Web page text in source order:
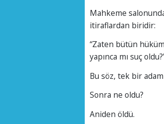
Mahkeme
itiraflardan biridir:
“Zaten bütün
yapınca mı suç
Bu söz, tek bir
Sonra ne oldu?
Aniden öldü.